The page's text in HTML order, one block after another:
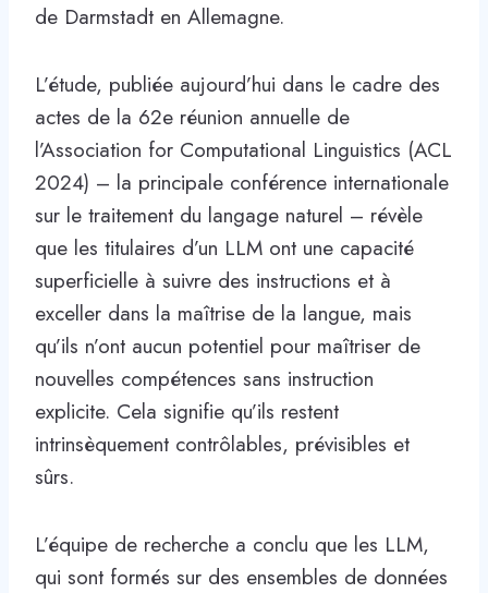
de Darmstadt en Allemagne.
L’étude, publiée aujourd’hui dans le cadre des
actes de la 62e réunion annuelle de
l’Association for Computational Linguistics (ACL
2024) – la principale conférence internationale
sur le traitement du langage naturel – révèle
que les titulaires d’un LLM ont une capacité
superficielle à suivre des instructions et à
exceller dans la maîtrise de la langue, mais
qu’ils n’ont aucun potentiel pour maîtriser de
nouvelles compétences sans instruction
explicite. Cela signifie qu’ils restent
intrinsèquement contrôlables, prévisibles et
sûrs.
L’équipe de recherche a conclu que les LLM,
qui sont formés sur des ensembles de données